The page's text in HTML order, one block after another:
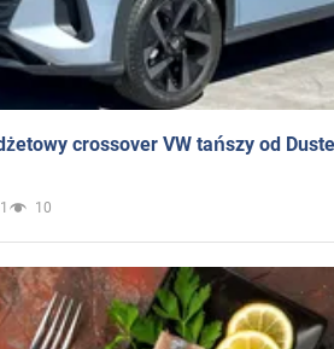
crossover VW tańszy od
10